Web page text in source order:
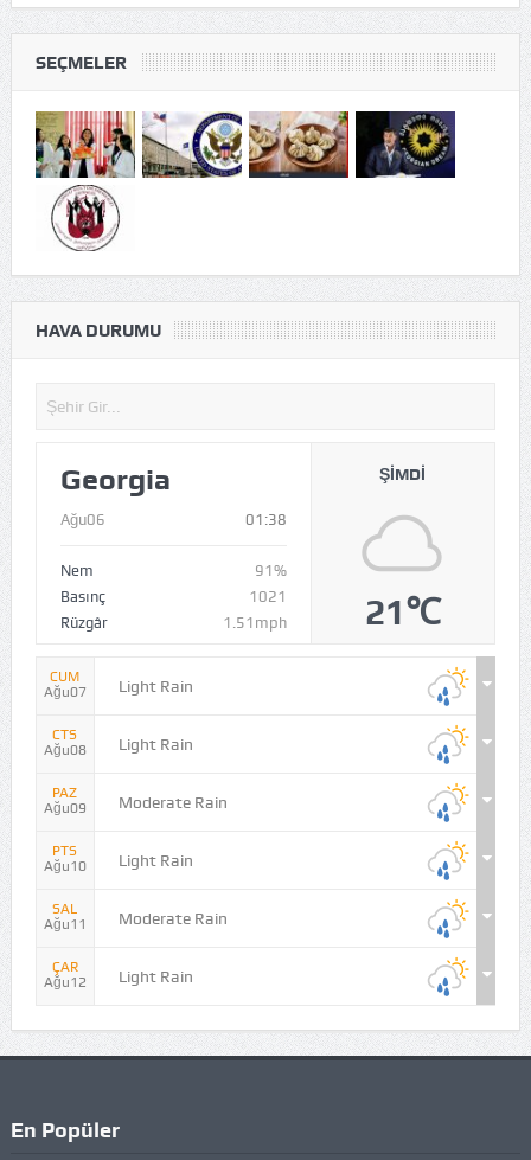
SEÇMELER
HAVA DURUMU
Georgia
Ağu06 01:38
Nem
91%
Basınç
1021
Rüzgâr
1.51mph
ŞIMDI
21℃
CUM
Ağu07
Light Rain
CTS
Ağu08
Light Rain
PAZ
Ağu09
Moderate Rain
PTS
Ağu10
Light Rain
SAL
Ağu11
Moderate Rain
ÇAR
Ağu12
Light Rain
En Popüler